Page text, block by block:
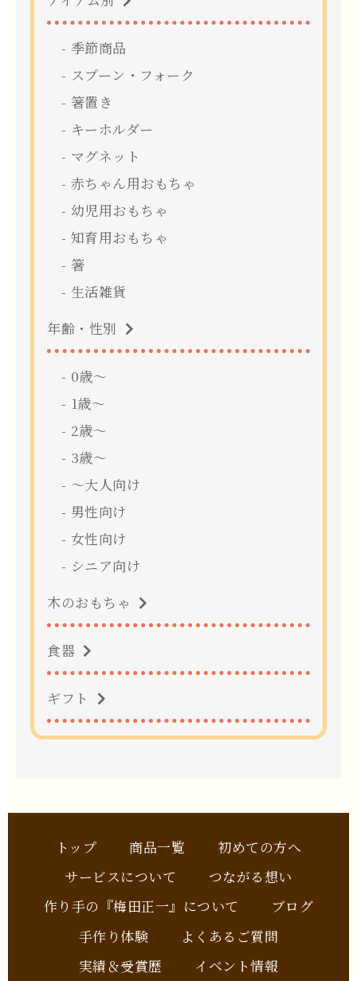
季節商品
スプーン・フォーク
箸置き
キーホルダー
マグネット
赤ちゃん用おもちゃ
幼児用おもちゃ
知育用おもちゃ
箸
生活雑貨
年齢・性別
0歳〜
1歳〜
2歳〜
3歳〜
〜大人向け
男性向け
女性向け
シニア向け
木のおもちゃ
食器
ギフト
トップ 商品一覧
初めての方へ
サービスについて
つながる想い
作り手の『梅田正一』について
ブログ
手作り体験
よくあるご質問
実績＆受賞歴
イベント情報